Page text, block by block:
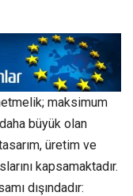
maksimum
büyük olan
üretim ve
kapsamaktadır.
dışındadır: